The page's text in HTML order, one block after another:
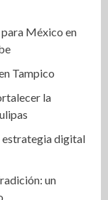
México en
Tampico
la
estrategia digital
un